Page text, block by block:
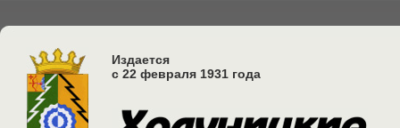
Издается
с 22 февраля 1931 года